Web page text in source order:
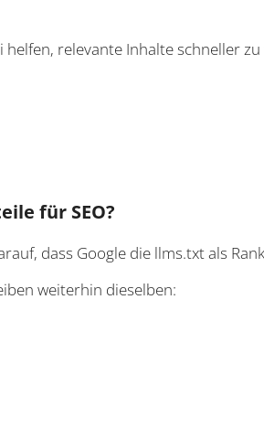
helfen, relevante Inhalte schneller
für SEO?
dass Google die llms.txt als
weiterhin dieselben: